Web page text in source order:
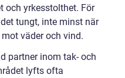
och yrkesstolthet. För
tungt, inte minst när
väder och vind.
partner inom tak- och
lyfts ofta